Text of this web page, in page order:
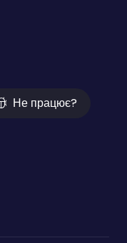
Не працює?